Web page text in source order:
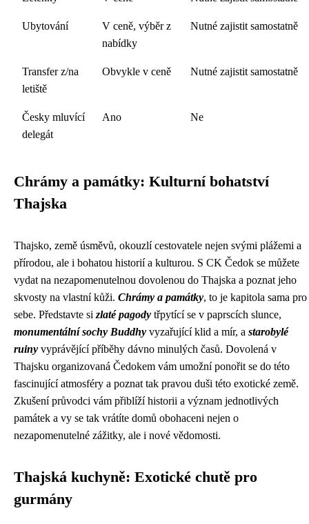
Ubytování
V ceně, výběr z
nabídky
Nutné zajistit samostatně
Transfer z/na
letiště
Obvykle v ceně Nutné zajistit samostatně
Česky mluvící
delegát
Ano Ne
Chrámy a památky: Kulturní bohatství
Thajska
Thajsko, země úsměvů, okouzlí cestovatele nejen svými plážemi a
přírodou, ale i bohatou historií a kulturou. S CK Čedok se můžete
vydat na nezapomenutelnou dovolenou do Thajska a poznat jeho
skvosty na vlastní kůži. Chrámy a památky, to je kapitola sama pro
sebe. Představte si zlaté pagody třpytící se v paprscích slunce,
monumentální sochy Buddhy vyzařující klid a mír, a starobylé
ruiny vyprávějící příběhy dávno minulých časů. Dovolená v
Thajsku organizovaná Čedokem vám umožní ponořit se do této
fascinující atmosféry a poznat tak pravou duši této exotické země.
Zkušení průvodci vám přiblíží historii a význam jednotlivých
památek a vy se tak vrátíte domů obohaceni nejen o
nezapomenutelné zážitky, ale i nové vědomosti.
Thajská kuchyně: Exotické chutě pro
gurmány